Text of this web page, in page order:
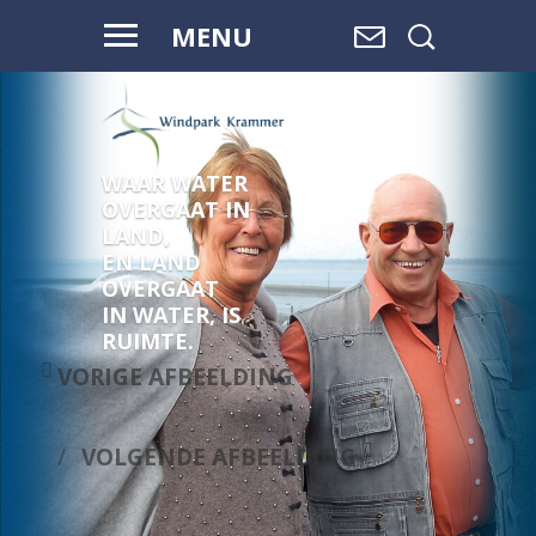
MENU
WAAR WATER
OVERGAAT IN
LAND,
EN LAND
OVERGAAT
IN WATER, IS
RUIMTE.
VORIGE AFBEELDING
VOLGENDE AFBEELDING